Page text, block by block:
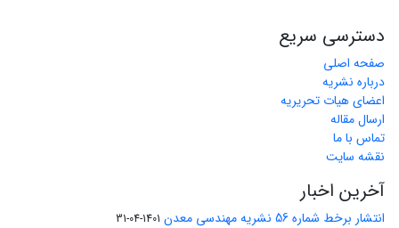
دسترسی سریع
صفحه اصلی
درباره نشریه
اعضای هیات تحریریه
ارسال مقاله
تماس با ما
نقشه سایت
آخرین اخبار
انتشار برخط شماره 56 نشریه مهندسی معدن 1401-04-31